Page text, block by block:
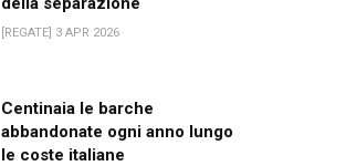
[REGATE] 3 APR 2026
Centinaia le barche
abbandonate ogni anno lungo
le coste italiane